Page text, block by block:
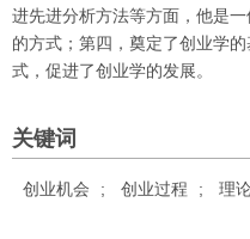
进先进分析方法等方面，他是
的方式；第四，奠定了创业学
式，促进了创业学的发展。
关键词
创业机会 ; 创业过程 ; 理